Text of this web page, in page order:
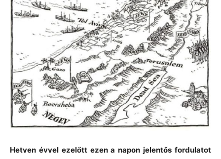
Hetven évvel ezelőtt ezen a napon jelentős fordulatot